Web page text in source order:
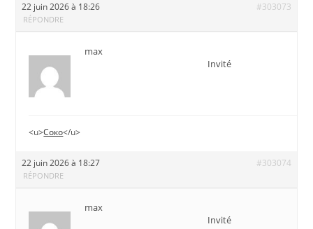
22 juin 2026 à 18:26 #303073
RÉPONDRE
max
Invité
<u>Соко</u>
22 juin 2026 à 18:27 #303074
RÉPONDRE
max
Invité